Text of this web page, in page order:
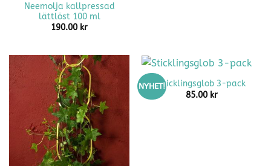
Neemolja kallpressad
lättlöst 100 ml
190.00 kr
NYHET!Sticklingsglob 3-pack
85.00 kr